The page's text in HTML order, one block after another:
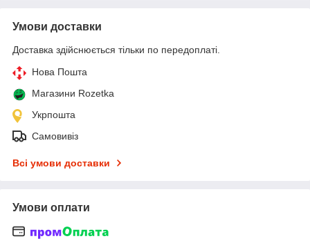
Умови доставки
Доставка здійснюється тільки по передоплаті.
Нова Пошта
Магазини Rozetka
Укрпошта
Самовивіз
Всі умови доставки
Умови оплати